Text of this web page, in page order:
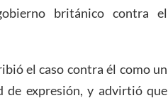
británico contra el
el caso contra él como un
expresión, y advirtió que